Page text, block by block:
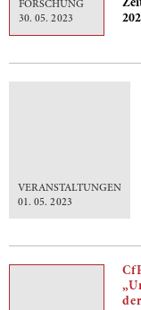
FORSCHUNG
30. 05. 2023
VERANSTALTUNGEN
01. 05. 2023